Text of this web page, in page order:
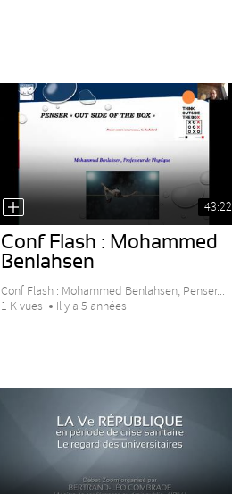
43:22
Conf Flash : Mohammed
Benlahsen
Conf Flash : Mohammed Benlahsen, Penser...
1 K vues
Il y a 5 années